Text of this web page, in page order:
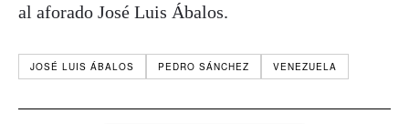
al aforado José Luis Ábalos.
JOSÉ LUIS ÁBALOS PEDRO SÁNCHEZ VENEZUELA